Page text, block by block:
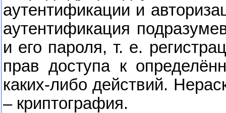
аутентификации и
аутентификация
и его пароля, т. е.
прав доступа к
каких-либо действий.
– криптография.